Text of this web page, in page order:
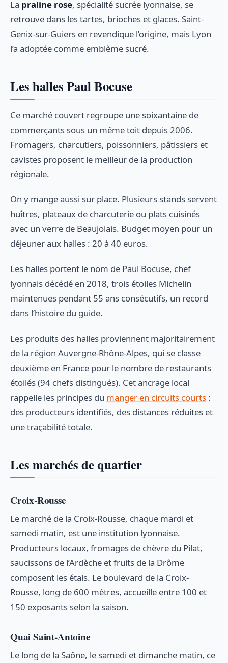
La praline rose, spécialité sucrée lyonnaise, se
retrouve dans les tartes, brioches et glaces. Saint-
Genix-sur-Guiers en revendique l’origine, mais Lyon
l’a adoptée comme emblème sucré.
Les halles Paul Bocuse
Ce marché couvert regroupe une soixantaine de
commerçants sous un même toit depuis 2006.
Fromagers, charcutiers, poissonniers, pâtissiers et
cavistes proposent le meilleur de la production
régionale.
On y mange aussi sur place. Plusieurs stands servent
huîtres, plateaux de charcuterie ou plats cuisinés
avec un verre de Beaujolais. Budget moyen pour un
déjeuner aux halles : 20 à 40 euros.
Les halles portent le nom de Paul Bocuse, chef
lyonnais décédé en 2018, trois étoiles Michelin
maintenues pendant 55 ans consécutifs, un record
dans l’histoire du guide.
Les produits des halles proviennent majoritairement
de la région Auvergne-Rhône-Alpes, qui se classe
deuxième en France pour le nombre de restaurants
étoilés (94 chefs distingués). Cet ancrage local
rappelle les principes du manger en circuits courts :
des producteurs identifiés, des distances réduites et
une traçabilité totale.
Les marchés de quartier
Croix-Rousse
Le marché de la Croix-Rousse, chaque mardi et
samedi matin, est une institution lyonnaise.
Producteurs locaux, fromages de chèvre du Pilat,
saucissons de l’Ardèche et fruits de la Drôme
composent les étals. Le boulevard de la Croix-
Rousse, long de 600 mètres, accueille entre 100 et
150 exposants selon la saison.
Quai Saint-Antoine
Le long de la Saône, le samedi et dimanche matin, ce